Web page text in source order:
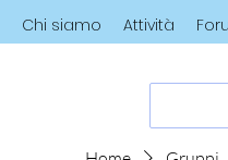
Chi siamo Attività